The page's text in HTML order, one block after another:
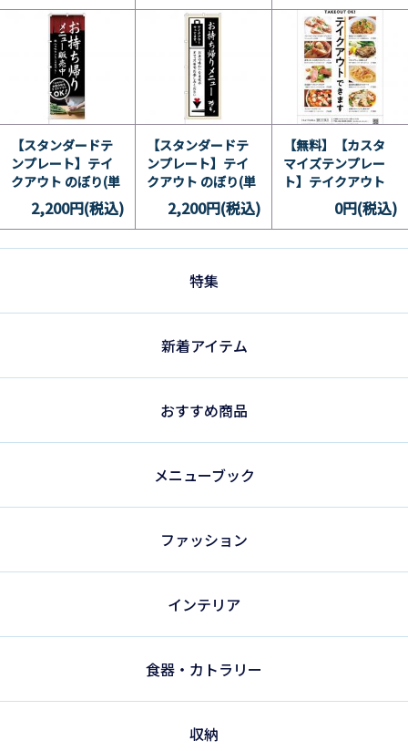
【スタンダードテ
ンプレート】テイ
クアウト のぼり(単
品) 和 10
2,200円(税込)
【スタンダードテ
ンプレート】テイ
クアウト のぼり(単
品) 和 9
2,200円(税込)
【無料】【カスタ
マイズテンプレー
ト】テイクアウト
A1メニューポスタ
0円(税込)
特集
新着アイテム
おすすめ商品
メニューブック
ファッション
インテリア
食器・カトラリー
収納